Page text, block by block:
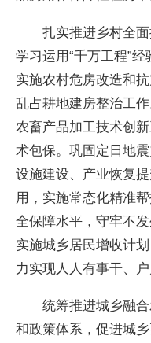
扎实推进乡村全面
学习运用“千万工程”
实施农村危房改造和
乱占耕地建房整治工
农畜产品加工技术创
术包保。巩固定日地
设施建设、产业恢复
用，实施常态化精准
全保障水平，守牢不
实施城乡居民增收计
力实现人人有事干、户
统筹推进城乡融合
和政策体系，促进城